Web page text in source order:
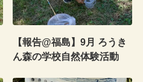
【報告@福島】9月 ろうき
ん森の学校自然体験活動